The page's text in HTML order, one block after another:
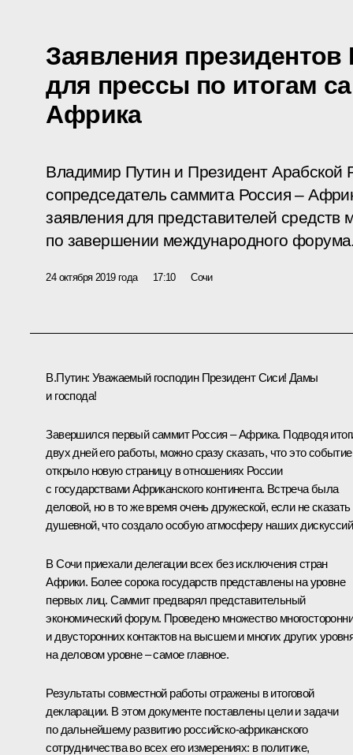
Заявления президентов
для прессы по итогам
Африка
Владимир Путин и Президент Арабской
сопредседатель саммита Россия –
заявления для представителей
по завершении международного
24 октября 2019 года 17:10 Сочи
В.Путин: Уважаемый господин Президент Сиси! Дамы
и господа!
Завершился первый саммит Россия – Африка. Подводя
двух дней его работы, можно сразу сказать, что это событие
открыло новую страницу в отношениях России
с государствами Африканского континента. Встреча была
деловой, но в то же время очень дружеской, если не сказать
душевной, что создало особую атмосферу наших
В Сочи приехали делегации всех без исключения стран
Африки. Более сорока государств представлены на уровне
первых лиц. Саммит предварял представительный
экономический форум. Проведено множество
и двусторонних контактов на высшем и многих других
на деловом уровне – самое главное.
Результаты совместной работы отражены в итоговой
декларации. В этом документе поставлены цели и задачи
по дальнейшему развитию российско-африканского
сотрудничества во всех его измерениях: в политике,